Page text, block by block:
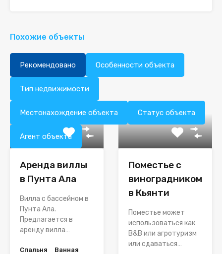
Похожие объекты
Рекомендовано Особенности объекта
Тип недвижимости
Местонахождение объекта Статус объекта
Агент объекта
Аренда виллы
в Пунта Ала
Вилла с бассейном в
Пунта Ала.
Предлагается в
аренду вилла…
Спальня
Ванная
Поместье с
виноградником
в Кьянти
Поместье может
использоваться как
B&B или агротуризм
или сдаваться…